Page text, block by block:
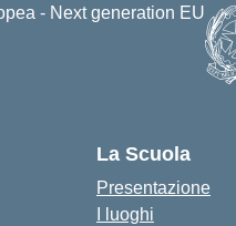
La Scuola
Presentazione
I luoghi